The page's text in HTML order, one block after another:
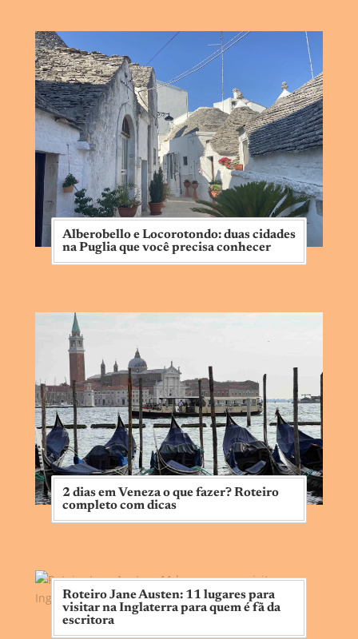
Alberobello e Locorotondo: duas cidades
na Puglia que você precisa conhecer
2 dias em Veneza o que fazer? Roteiro
completo com dicas
Roteiro Jane Austen: 11 lugares para
visitar na Inglaterra para quem é fã da
escritora